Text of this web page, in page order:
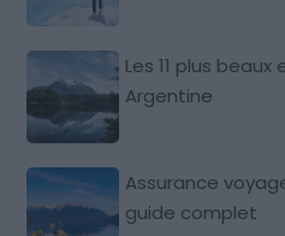
Les 11 plus
Argentine
Assurance
guide complet